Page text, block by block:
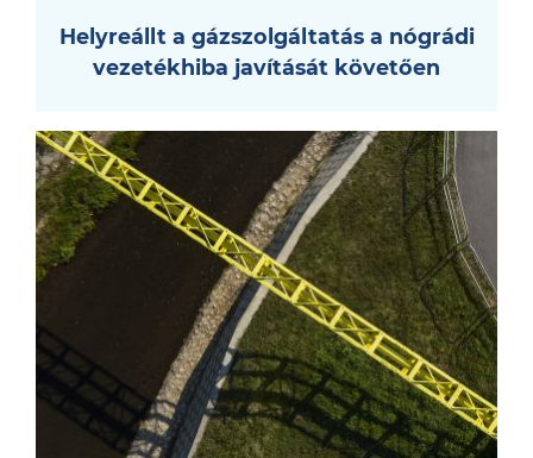
Helyreállt a gázszolgáltatás a nógrádi
vezetékhiba javítását követően